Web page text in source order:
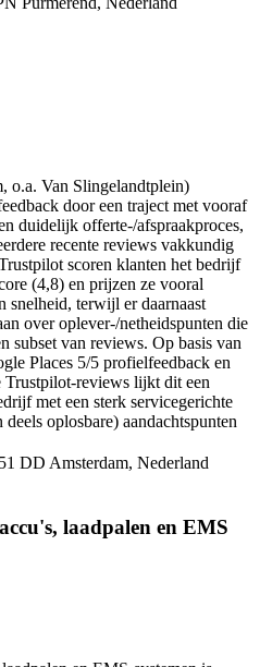
o.a. Van Slingelandtplein)
door een traject met vooraf
duidelijk offerte-/afspraakproces,
recente reviews vakkundig
scoren klanten het bedrijf
(4,8) en prijzen ze vooral
snelheid, terwijl er daarnaast
over oplever-/netheidspunten die
subset van reviews. Op basis van
Places 5/5 profielfeedback en
Trustpilot-reviews lijkt dit een
met een sterk servicegerichte
oplosbare) aandachtspunten
DD Amsterdam, Nederland
laadpalen en EMS